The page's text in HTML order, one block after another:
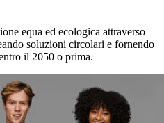
equa ed ecologica attraverso
soluzioni circolari e fornendo
il 2050 o prima.